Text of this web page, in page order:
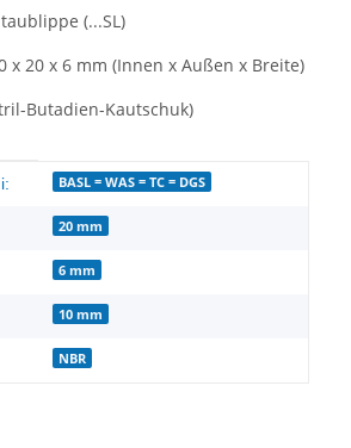
(...SL)
x 20 x 6 mm (Innen x Außen x Breite)
Butadien-Kautschuk)
BASL = WAS = TC = DGS
20 mm
6 mm
10 mm
NBR